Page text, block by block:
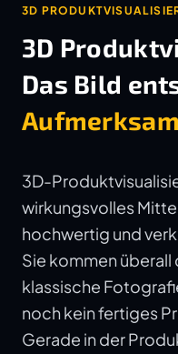
3D
3D
Das Bild
3D-
wirkungsvolles
hochwertig und
Sie kommen überall
klassische
noch kein fertiges
Gerade in der